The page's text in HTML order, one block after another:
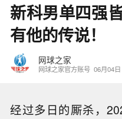
新科男单四强
有他的传说！
网球之家
网球之家官方账号 06月04日
经过多日的厮杀，